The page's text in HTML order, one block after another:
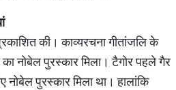
की। काव्यरचना गीतांजलि के
का नोबेल पुरस्कार मिला। टैगोर पहले गैर
नोबेल पुरस्कार मिला था। हालांकि